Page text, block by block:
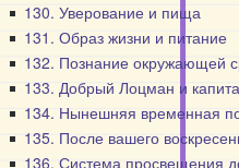
130. Уверование и пища
131. Образ жизни и питание
132. Познание окружающей
133. Добрый Лоцман и
134. Нынешняя временная
135. После вашего
136. Система просвещения